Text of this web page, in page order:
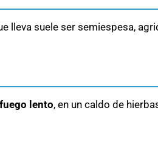
lleva suele ser semiespesa,
lento, en un caldo de